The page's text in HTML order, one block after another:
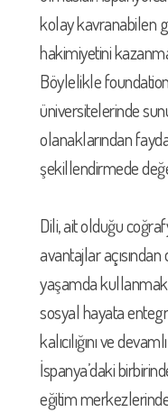
kolay kavranabilen
hakimiyetini
Böylelikle
üniversitelerinde
olanaklarından
şekillendirmede
Dili, ait olduğu
avantajlar açısından
yaşamda
sosyal hayata
kalıcılığını ve
İspanya’daki
eğitim